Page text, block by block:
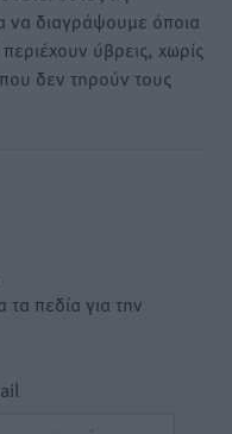
να διαγράψουμε όποια
ύβρεις, χωρίς
δεν τηρούν τους
πεδία για την